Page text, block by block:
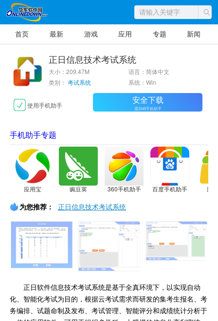
首页 最新 游戏 应用 专题 新闻
正日信息技术考试系统
大小：209.47M
语言：简体中文
类别： 考试系统 系统：Win
使用手机助手 安全下载
需2345手机助手
手机助手专题
应用宝 豌豆荚 360手机助手 百度手机助手 应
为您推荐： 正日信息技术考试系统
正日软件信息技术考试系统是基于全真环境下，以实现自动
化、智能化考试为目的，根据云考试需求而研发的集考生报名、考
务编排、试题命制及发布、考试管理、智能评分和成绩统计分析于